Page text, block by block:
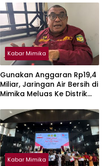
Kabar Mimika
Gunakan Anggaran Rp19,4
Miliar, Jaringan Air Bersih di
Mimika Meluas Ke Distrik
Kabar Mimika